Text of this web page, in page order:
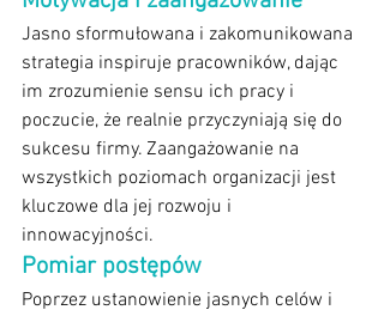
Jasno sformułowana i zakomunikowana
strategia inspiruje pracowników, dając
im zrozumienie sensu ich pracy i
poczucie, że realnie przyczyniają się do
sukcesu firmy. Zaangażowanie na
wszystkich poziomach organizacji jest
kluczowe dla jej rozwoju i
innowacyjności.
Pomiar postępów
Poprzez ustanowienie jasnych celów i